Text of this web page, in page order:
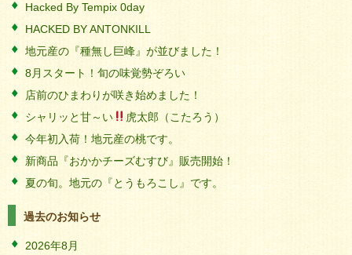
Hacked By Tempix 0day
HACKED BY ANTONKILL
地元産の『種無し巨峰』が並びました！
8月スタート！旬の味覚勢ぞろい
店前のひまわりが咲き始めました！
シャリッと甘～い
虎太郎（こたろう）
今年初入荷！地元産の桃です。
新商品『おかかチーズむすび』販売開始！
夏の旬。地元の『とうもろこし』です。
過去のお知らせ
2026年8月